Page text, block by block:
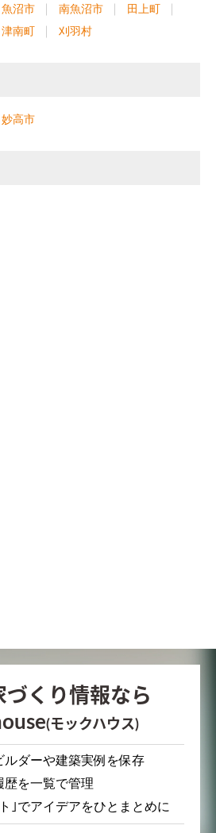
魚沼市 南魚沼市
田上町
津南町 刈羽村
妙高市
づくり情報なら
(モックハウス)
ルダーや建築実例を保存
歴を一覧で管理
｣でアイデアをひとまとめに